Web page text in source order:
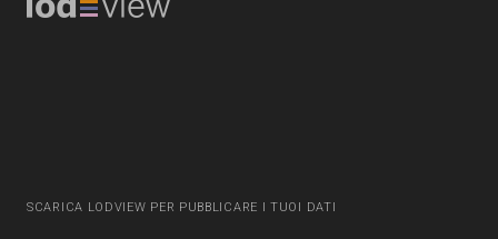
SCARICA LODVIEW PER PUBBLICARE I TUOI DATI